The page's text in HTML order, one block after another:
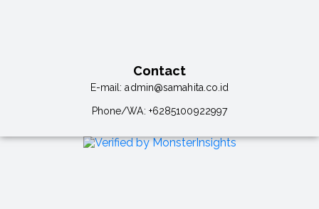
Contact
E-mail:admin@samahita.co.id
Phone/WA: +6285100922997